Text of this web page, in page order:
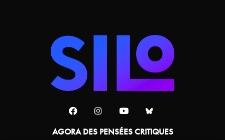
AGORA DES PENSÉES CRITIQUES